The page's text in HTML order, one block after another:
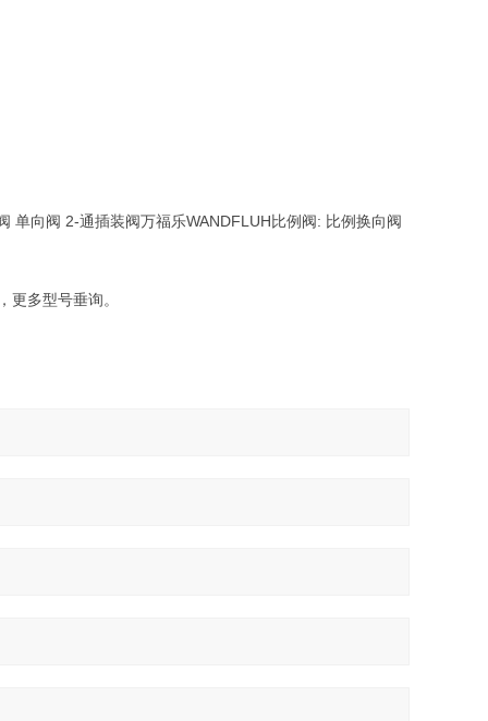
向阀 2-通插装阀万福乐WANDFLUH比例阀: 比例换向阀
多型号垂询。